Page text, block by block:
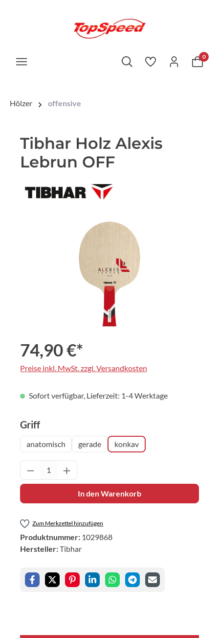
0
Hölzer offensive
Tibhar Holz Alexis
Lebrun OFF
Bildergalerie überspringen
74,90 €*
Preise inkl. MwSt. zzgl. Versandkosten
Sofort verfügbar, Lieferzeit: 1-4 Werktage
Griffauswählen
anatomisch gerade konkav
Produkt Anzahl: Gib den gewünschten
In den Warenkorb
Zum Merkzettel hinzufügen
Produktnummer: 1029868
Hersteller:Tibhar